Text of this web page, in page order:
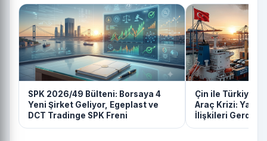
SPK 2026/49 Bülteni: Borsaya 4
Yeni Şirket Geliyor, Egeplast ve
DCT Tradinge SPK Freni
Çin ile Türkiye
Araç Krizi:
İlişkileri Gerdi